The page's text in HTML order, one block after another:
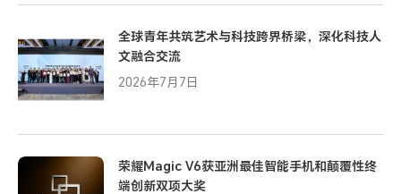
全球青年共筑艺术与科技跨界桥梁，深化科技人
文融合交流
2026年7月7日
荣耀Magic V6获亚洲最佳智能手机和颠覆性终
端创新双项大奖